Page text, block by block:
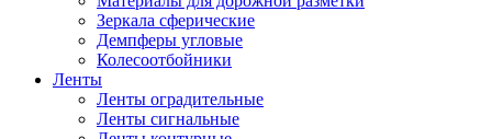
Зеркала сферические
Демпферы угловые
Колесоотбойники
Ленты
Ленты оградительные
Ленты сигнальные